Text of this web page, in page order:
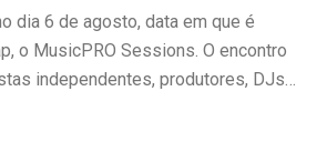
dia 6 de agosto, data em que é
o MusicPRO Sessions. O encontro
independentes, produtores, DJs,